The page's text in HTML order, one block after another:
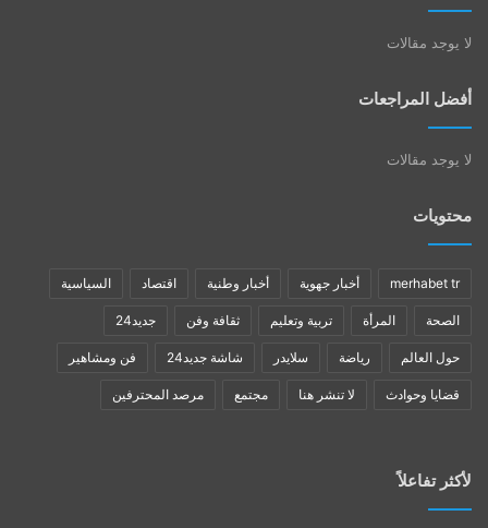
لا يوجد مقالات
أفضل المراجعات
لا يوجد مقالات
محتويات
merhabet tr أخبار جهوية أخبار وطنية اقتصاد السياسية
الصحة المرأة تربية وتعليم ثقافة وفن جديد24
حول العالم رياضة سلايدر شاشة جديد24 فن ومشاهير
قضايا وحوادث لا تنشر هنا مجتمع مرصد المحترفين
لأكثر تفاعلاً